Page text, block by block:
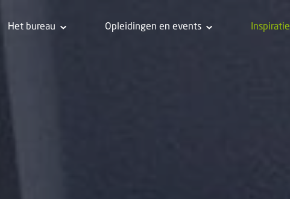
Het bureau Opleidingen en events Inspiratie